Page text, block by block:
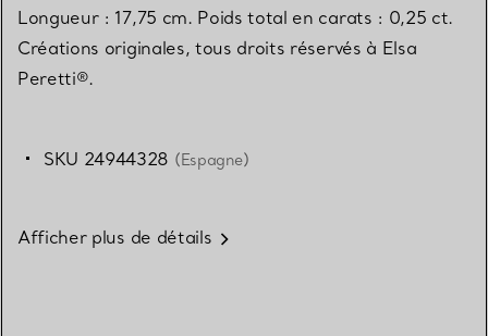
Longueur : 17,75 cm. Poids total en carats : 0,25 ct.
Créations originales, tous droits réservés à Elsa
Peretti®.
SKU 24944328 (Espagne)
Afficher plus de détails